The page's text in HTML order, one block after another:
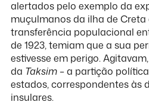
alertados pelo exemplo da
muçulmanos da ilha de
transferência populacional
de 1923, temiam que a sua
estivesse em perigo.
da Taksim– a partição
estados, correspondentes às
insulares.